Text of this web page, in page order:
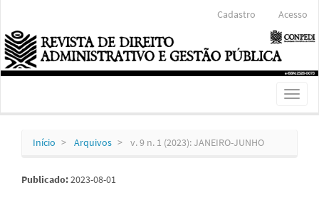
Conteúdo
principal
Barra
Lateral
Cadastro Acesso
Toggle
Início Arquivos v. 9 n. 1 (2023): JANEIRO-JUNHO
Publicado:2023-08-01